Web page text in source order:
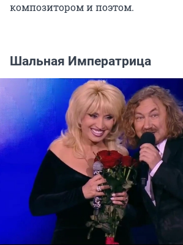
композитором и поэтом.
Шальная Императрица